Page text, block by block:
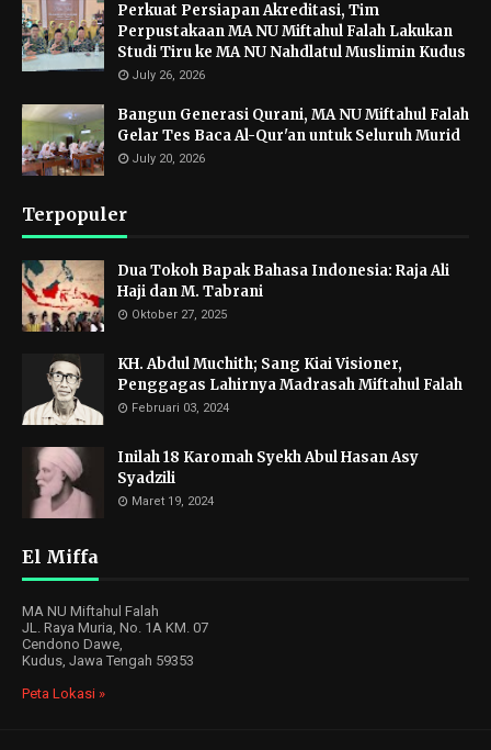
Perkuat Persiapan Akreditasi, Tim
Perpustakaan MA NU Miftahul Falah Lakukan
Studi Tiru ke MA NU Nahdlatul Muslimin Kudus
July 26, 2026
Bangun Generasi Qurani, MA NU Miftahul Falah
Gelar Tes Baca Al-Qur'an untuk Seluruh Murid
July 20, 2026
Terpopuler
Dua Tokoh Bapak Bahasa Indonesia: Raja Ali
Haji dan M. Tabrani
Oktober 27, 2025
KH. Abdul Muchith; Sang Kiai Visioner,
Penggagas Lahirnya Madrasah Miftahul Falah
Februari 03, 2024
Inilah 18 Karomah Syekh Abul Hasan Asy
Syadzili
Maret 19, 2024
El Miffa
MA NU Miftahul Falah
JL. Raya Muria, No. 1A KM. 07
Cendono Dawe,
Kudus, Jawa Tengah 59353
Peta Lokasi »